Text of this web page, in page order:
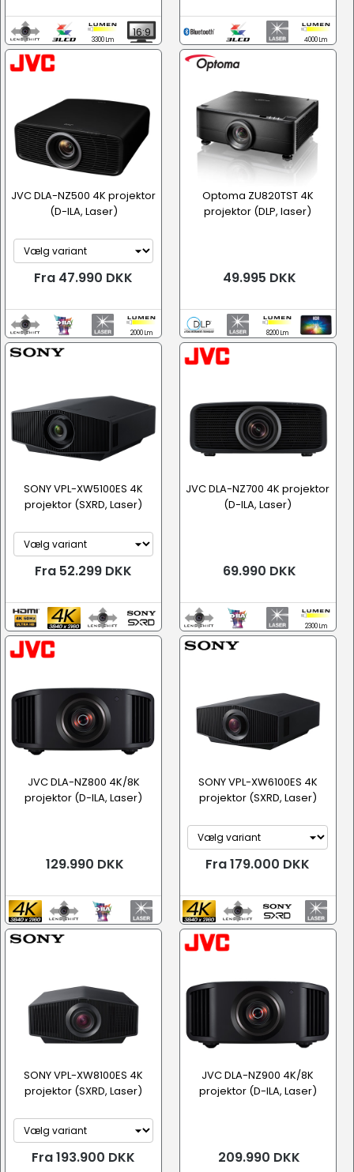
3300 Lm
16:9
4000 Lm
JVC DLA-NZ500 4K projektor
(D-ILA, Laser)
Fra 47.990 DKK
2000 Lm
Optoma ZU820TST 4K
projektor (DLP, laser)
49.995 DKK
8200 Lm
SONY VPL-XW5100ES 4K
projektor (SXRD, Laser)
Fra 52.299 DKK
JVC DLA-NZ700 4K projektor
(D-ILA, Laser)
69.990 DKK
2300 Lm
JVC DLA-NZ800 4K/8K
projektor (D-ILA, Laser)
129.990 DKK
SONY VPL-XW6100ES 4K
projektor (SXRD, Laser)
Fra 179.000 DKK
SONY VPL-XW8100ES 4K
projektor (SXRD, Laser)
Fra 193.900 DKK
JVC DLA-NZ900 4K/8K
projektor (D-ILA, Laser)
209.990 DKK